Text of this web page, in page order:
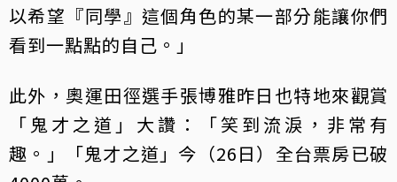
以希望『同學』這個角色的某一部分能讓你們
看到一點點的自己。」
此外，奧運田徑選手張博雅昨日也特地來觀賞
「鬼才之道」大讚：「笑到流淚，非常有
趣。」「鬼才之道」今（26日）全台票房已破